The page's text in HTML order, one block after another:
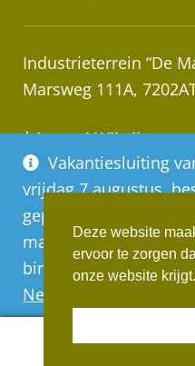
Vakantiesluiting
vrijdag 7 augustus,
geplaatst worden,
maandag 10
binnenkomst verwerkt
Negeren
Industrieterrein “De
Marsweg 111A,
* Let op! Wij zijn
Afhalen van
Deze website
ervoor te zorgen
onze website krijgt.